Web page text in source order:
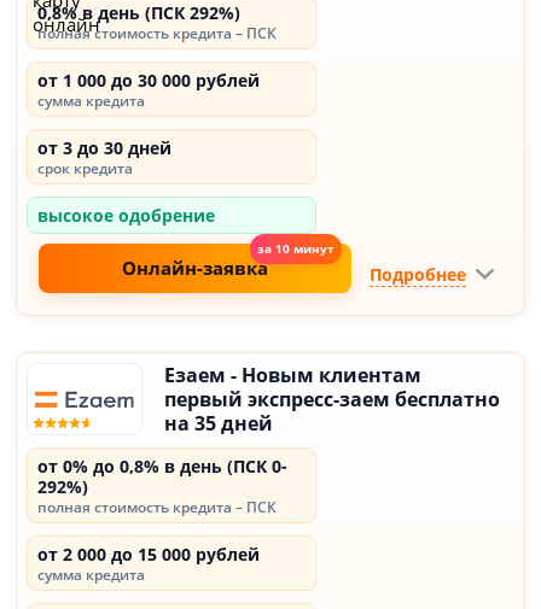
0,8% в день (ПСК 292%)
полная стоимость кредита – ПСК
от 1 000 до 30 000 рублей
сумма кредита
от 3 до 30 дней
срок кредита
высокое одобрение
Онлайн-заявка Подробнее
Езаем - Новым клиентам
первый экспресс-заем бесплатно
на 35 дней
от 0% до 0,8% в день (ПСК 0-
292%)
полная стоимость кредита – ПСК
от 2 000 до 15 000 рублей
сумма кредита